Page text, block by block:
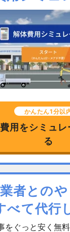
かんたん1分以
用をシミュレ
る
者との
べて代行